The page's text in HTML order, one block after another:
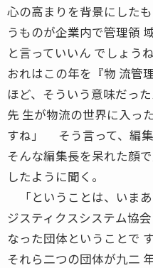
心の高まりを背景にした
うものが企業内で管理領
と言っていいん でしょう
おれはこの年を『物 流
ほど、そういう意味だった
先 生が物流の世界に入っ
すね」 そう言って、編集
そんな編集長を呆れた顔
したように聞く。
「ということは、いま
ジスティクスシステム協
なった団体ということで
それら二つの団体が九二